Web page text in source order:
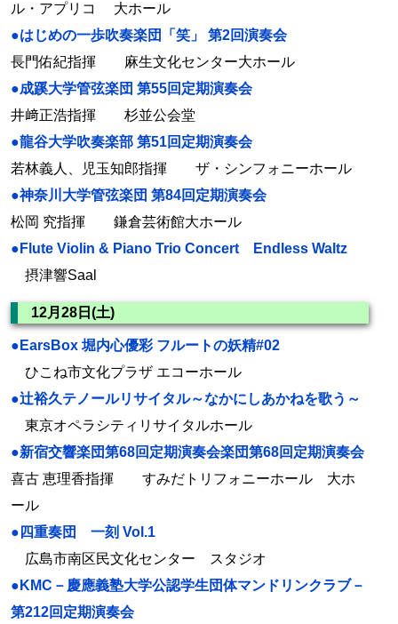
ル・アプリコ 大ホール
●はじめの一歩吹奏楽団「笑」 第2回演奏会
長門佑紀指揮 麻生文化センター大ホール
●成蹊大学管弦楽団 第55回定期演奏会
井﨑正浩指揮 杉並公会堂
●龍谷大学吹奏楽部 第51回定期演奏会
若林義人、児玉知郎指揮 ザ・シンフォニーホール
●神奈川大学管弦楽団 第84回定期演奏会
松岡 究指揮 鎌倉芸術館大ホール
●Flute Violin & Piano Trio Concert Endless Waltz
摂津響Saal
12月28日(土)
●EarsBox 堀内心優彩 フルートの妖精#02
ひこね市文化プラザ エコーホール
●辻裕久テノールリサイタル～なかにしあかねを歌う～
東京オペラシティリサイタルホール
●新宿交響楽団第68回定期演奏会楽団第68回定期演奏会
喜古 恵理香指揮 すみだトリフォニーホール 大ホ
ール
●四重奏団 一刻 Vol.1
広島市南区民文化センター スタジオ
●KMC－慶應義塾大学公認学生団体マンドリンクラブ－
第212回定期演奏会